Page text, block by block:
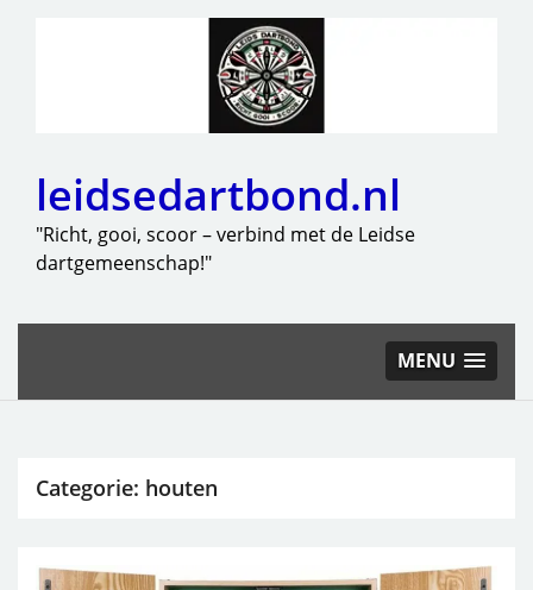
leidsedartbond.nl
"Richt, gooi, scoor – verbind met de Leidse
dartgemeenschap!"
MENU
Categorie: houten